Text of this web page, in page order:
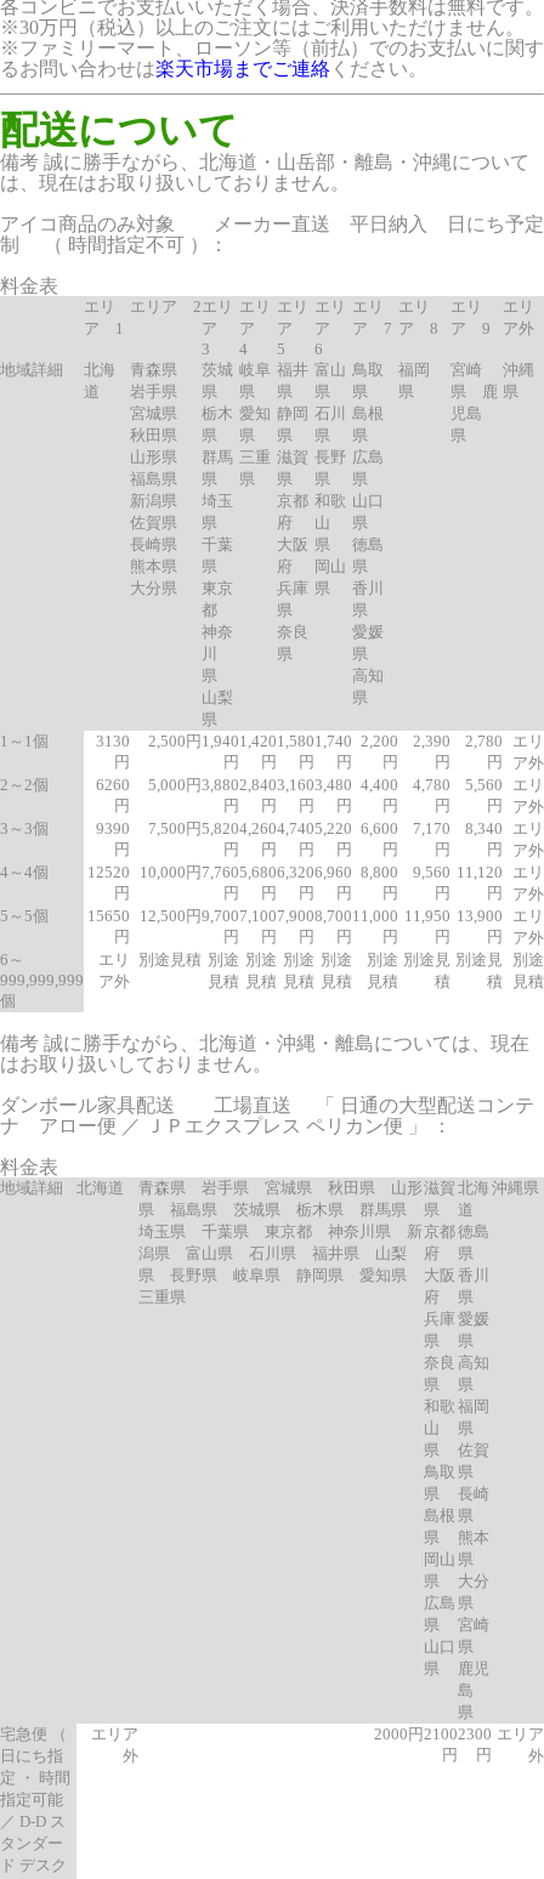
各コンビニでお支払いいただく場合、決済手数料は無料です。
※30万円（税込）以上のご注文にはご利用いただけません。
※ファミリーマート、ローソン等（前払）でのお支払いに関す
るお問い合わせは楽天市場までご連絡 ください。
配送について
備考 誠に勝手ながら、北海道・山岳部・離島・沖縄について
は、現在はお取り扱いしておりません。
アイコ商品のみ対象 メーカー直送 平日納入 日にち予定
制 （ 時間指定不可 ）：
料金表
エリ
ア 1
エリア 2エリ
ア
3
エリ
ア
4
エリ
ア
5
エリ
ア
6
エリ
ア 7
エリ
ア 8
エリ
ア 9
エリ
ア外
地域詳細
北海
道
青森県
岩手県
宮城県
秋田県
山形県
福島県
新潟県
佐賀県
長崎県
熊本県
大分県
茨城
県
栃木
県
群馬
県
埼玉
県
千葉
県
東京
都
神奈
川
県
山梨
県
岐阜
県
愛知
県
三重
県
福井
県
静岡
県
滋賀
県
京都
府
大阪
府
兵庫
県
奈良
県
富山
県
石川
県
長野
県
和歌
山
県
岡山
県
鳥取
県
島根
県
広島
県
山口
県
徳島
県
香川
県
愛媛
県
高知
県
福岡
県
宮崎
県 鹿
児島
県
沖縄
県
1～1個
3130
円
2,500円 1,940
円
1,420
円
1,580
円
1,740
円
2,200
円
2,390
円
2,780
円
エリ
ア外
2～2個
6260
円
5,000円3,880
円
2,840
円
3,160
円
3,480
円
4,400
円
4,780
円
5,560
円
エリ
ア外
3～3個
9390
円
7,500円5,820
円
4,260
円
4,740
円
5,220
円
6,600
円
7,170
円
8,340
円
エリ
ア外
4～4個
12520
円
10,000円 7,760
円
5,680
円
6,320
円
6,960
円
8,800
円
9,560
円
11,120
円
エリ
ア外
5～5個
15650
円
12,500円9,700
円
7,100
円
7,900
円
8,700
円
11,000
円
11,950
円
13,900
円
エリ
ア外
6～
999,999,999
個
エリ
ア外
別途見積 別途
見積
別途
見積
別途
見積
別途
見積
別途
見積
別途見
積
別途見
積
別途
見積
備考 誠に勝手ながら、北海道・沖縄・離島については、現在
はお取り扱いしておりません。
ダンボール家具配送 工場直送 「 日通の大型配送コンテ
ナ アロー便 ／ ＪＰエクスプレス ペリカン便 」 ：
料金表
地域詳細 北海道
青森県 岩手県 宮城県 秋田県 山形
県 福島県 茨城県 栃木県 群馬県
埼玉県 千葉県 東京都 神奈川県 新
潟県 富山県 石川県 福井県 山梨
県 長野県 岐阜県 静岡県 愛知県
三重県
滋賀
県
京都
府
大阪
府
兵庫
県
奈良
県
和歌
山
県
鳥取
県
島根
県
岡山
県
広島
県
山口
県
北海
道
徳島
県
香川
県
愛媛
県
高知
県
福岡
県
佐賀
県
長崎
県
熊本
県
大分
県
宮崎
県
鹿児
島
県
沖縄県
宅急便 （
日にち指
定 ・ 時間
指定可能
／ D-D ス
タンダー
ド デスク
エリア
外
2000円2100
円
2300
円
エリア
外